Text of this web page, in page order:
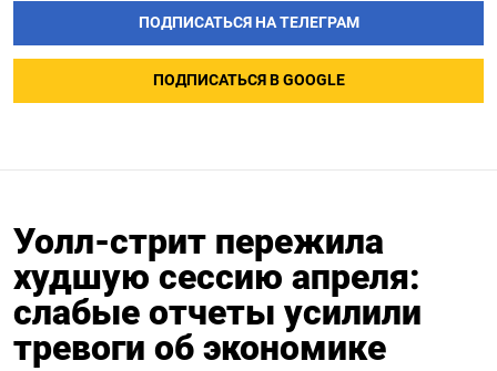
ПОДПИСАТЬСЯ НА ТЕЛЕГРАМ
ПОДПИСАТЬСЯ В GOOGLE
Уолл-стрит пережила
худшую сессию апреля:
слабые отчеты усилили
тревоги об экономике